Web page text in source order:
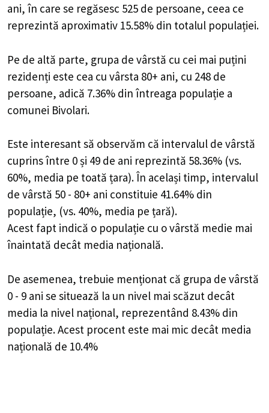
ani, în care se regăsesc 525 de persoane, ceea ce
reprezintă aproximativ 15.58% din totalul populației.
Pe de altă parte, grupa de vârstă cu cei mai puțini
rezidenți este cea cu vârsta 80+ ani, cu 248 de
persoane, adică 7.36% din întreaga populație a
comunei Bivolari.
Este interesant să observăm că intervalul de vârstă
cuprins între 0 și 49 de ani reprezintă 58.36% (vs.
60%, media pe toată țara). În același timp, intervalul
de vârstă 50 - 80+ ani constituie 41.64% din
populație, (vs. 40%, media pe țară).
Acest fapt indică o populație cu o vârstă medie mai
înaintată decât media națională.
De asemenea, trebuie menționat că grupa de vârstă
0 - 9 ani se situează la un nivel mai scăzut decât
media la nivel național, reprezentând 8.43% din
populație. Acest procent este mai mic decât media
națională de 10.4%